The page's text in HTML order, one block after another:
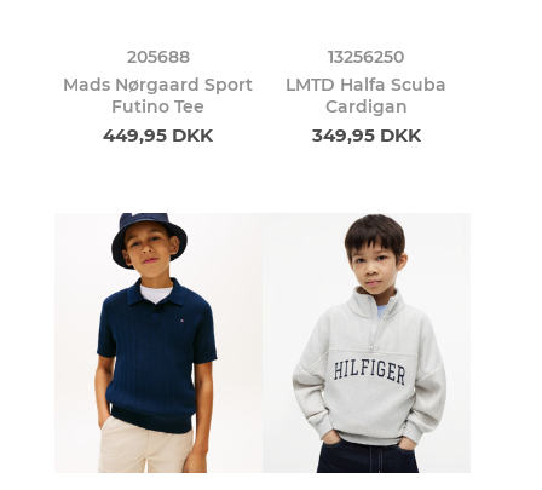
205688
Mads Nørgaard Sport
Futino Tee
449,95 DKK
13256250
LMTD Halfa Scuba
Cardigan
349,95 DKK